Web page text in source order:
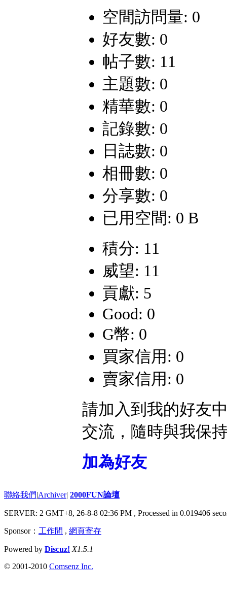
空間訪問量: 0
好友數: 0
帖子數: 11
主題數: 0
精華數: 0
記錄數: 0
日誌數: 0
相冊數: 0
分享數: 0
已用空間: 0 B
積分: 11
威望: 11
貢獻: 5
Good: 0
G幣: 0
買家信用: 0
賣家信用: 0
請加入到我的好友
交流，隨時與我保
加為好友
聯絡我們|Archiver| 2000FUN論壇
SERVER: 2 GMT+8, 26-8-8 02:36 PM , Processed in 0.019406
Sponsor： 工作間 , 網頁寄存
Powered by Discuz! X1.5.1
© 2001-2010 Comsenz Inc.